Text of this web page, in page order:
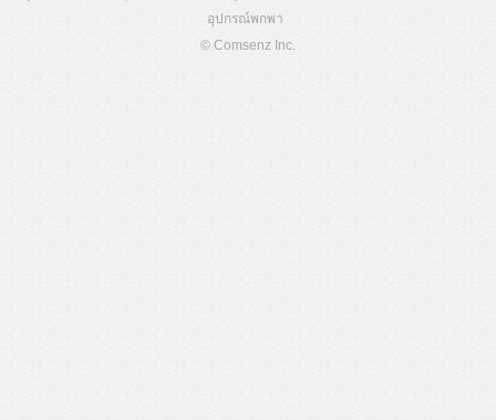
อุปกรณ์พกพา
© Comsenz Inc.